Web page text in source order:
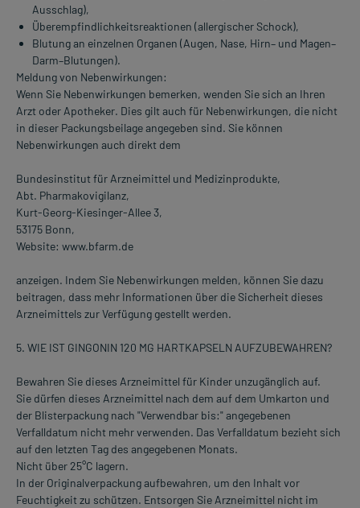
Ausschlag),
Überempfindlichkeitsreaktionen (allergischer Schock),
Blutung an einzelnen Organen (Augen, Nase, Hirn– und Magen–
Darm–Blutungen).
Meldung von Nebenwirkungen:
Wenn Sie Nebenwirkungen bemerken, wenden Sie sich an Ihren
Arzt oder Apotheker. Dies gilt auch für Nebenwirkungen, die nicht
in dieser Packungsbeilage angegeben sind. Sie können
Nebenwirkungen auch direkt dem
Bundesinstitut für Arzneimittel und Medizinprodukte,
Abt. Pharmakovigilanz,
Kurt-Georg-Kiesinger-Allee 3,
53175 Bonn,
Website: www.bfarm.de
anzeigen. Indem Sie Nebenwirkungen melden, können Sie dazu
beitragen, dass mehr Informationen über die Sicherheit dieses
Arzneimittels zur Verfügung gestellt werden.
5. WIE IST GINGONIN 120 MG HARTKAPSELN AUFZUBEWAHREN?
Bewahren Sie dieses Arzneimittel für Kinder unzugänglich auf.
Sie dürfen dieses Arzneimittel nach dem auf dem Umkarton und
der Blisterpackung nach "Verwendbar bis:" angegebenen
Verfalldatum nicht mehr verwenden. Das Verfalldatum bezieht sich
auf den letzten Tag des angegebenen Monats.
Nicht über 25°C lagern.
In der Originalverpackung aufbewahren, um den Inhalt vor
Feuchtigkeit zu schützen. Entsorgen Sie Arzneimittel nicht im